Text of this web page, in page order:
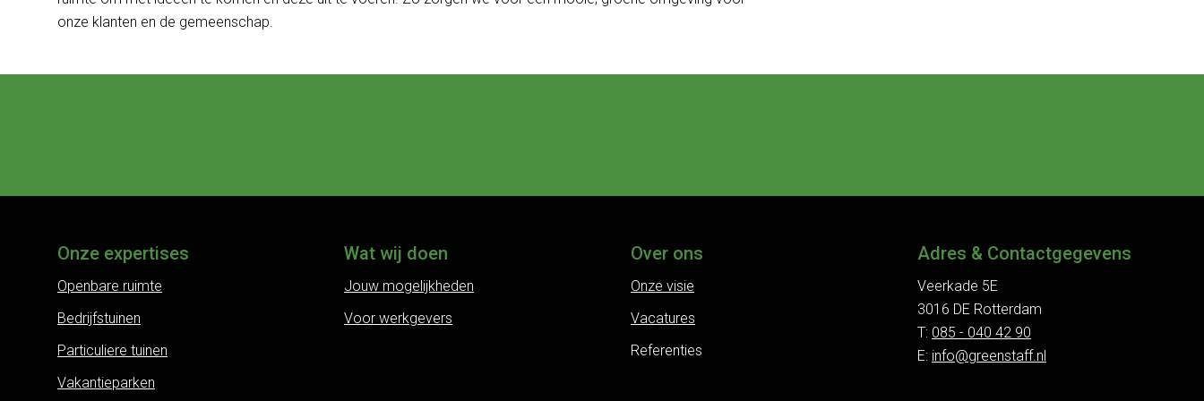
onze klanten en de gemeenschap.
Onze expertises
Openbare ruimte
Bedrijfstuinen
Particuliere tuinen
Vakantieparken
Wat wij doen
Jouw mogelijkheden
Voor werkgevers
Over ons
Onze visie
Vacatures
Referenties
Adres & Contactgegevens
Veerkade 5E
3016 DE Rotterdam
T: 085 - 040 42 90
E: info@greenstaff.nl